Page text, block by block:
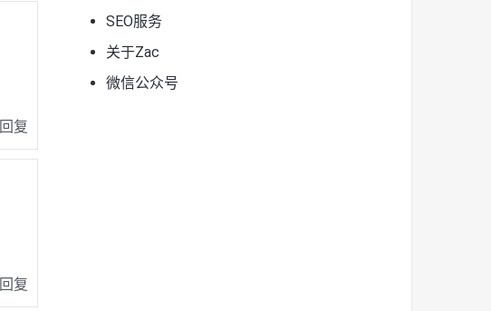
回复
回复
SEO服务
关于Zac
微信公众号